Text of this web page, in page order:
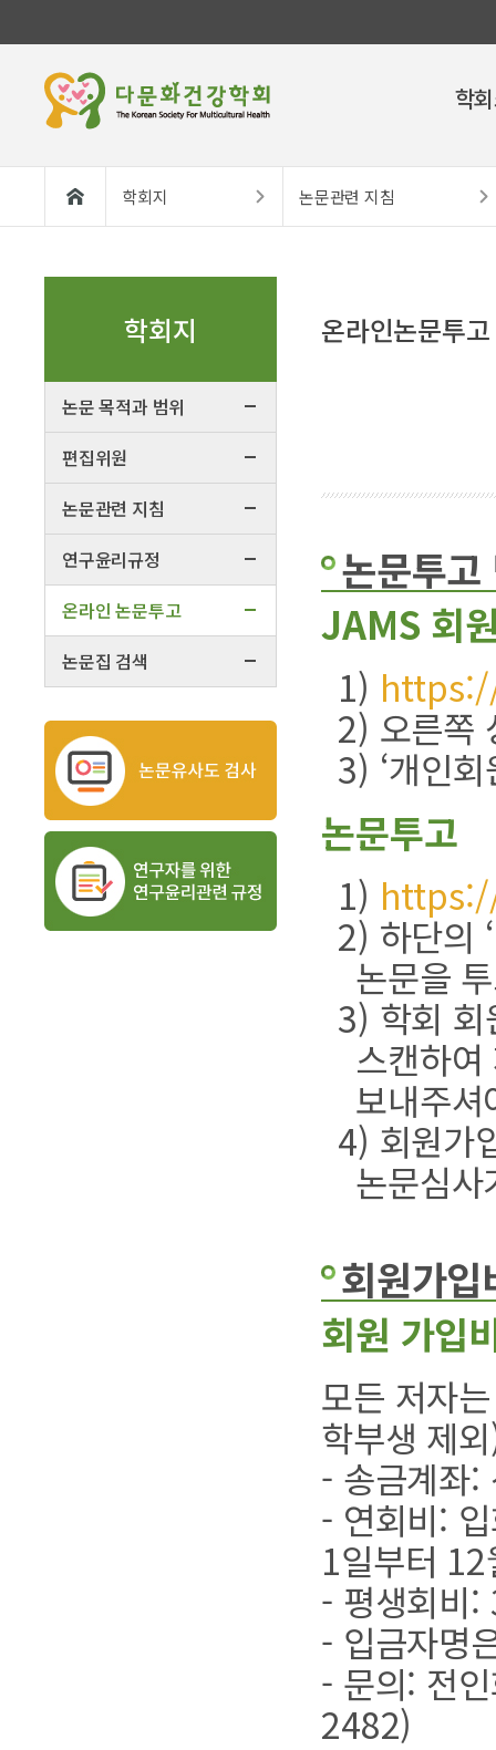
학
학회지 논문관련 지침
학회지
논문 목적과 범위
편집위원
논문관련 지침
연구윤리규정
온라인 논문투고
논문집 검색
온라인논문투고
논문투
JAMS 회
1)
2) 오른쪽
3) ‘개인
논문투고
1)
2) 하단의
논문을
3) 학회 회
스캔하
보내주
4) 회원가
논문심
회원가
회원 가입
모든 저자
학부생 제
- 송금계좌
- 연회비:
1일부터
- 평생회비
- 입금자명
- 문의: 전
2482)